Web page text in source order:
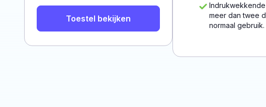
meer dan twee
normaal gebruik.
Toestel bekijken